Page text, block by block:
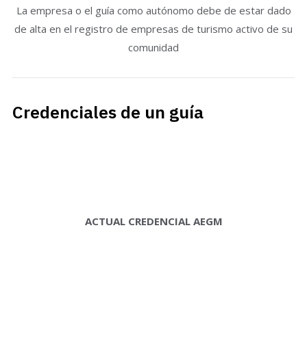
La empresa o el guía como autónomo debe de estar dado
de alta en el registro de empresas de turismo activo de su
comunidad
Credenciales de un guía
ACTUAL CREDENCIAL AEGM